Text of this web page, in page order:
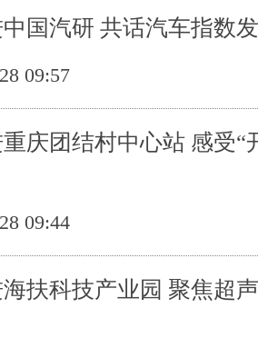
国汽研 共话汽车指数
09:57
庆团结村中心站 感受“
09:44
扶科技产业园 聚焦超